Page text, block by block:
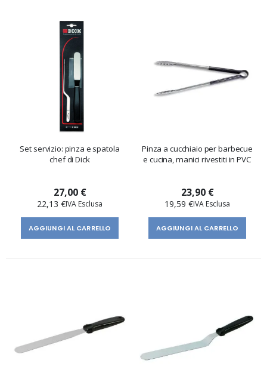
Set servizio: pinza e spatola
chef di Dick
27,00 €
22,13 €
AGGIUNGI AL CARRELLO
Pinza a cucchiaio per barbecue
e cucina, manici rivestiti in PVC
23,90 €
19,59 €
AGGIUNGI AL CARRELLO